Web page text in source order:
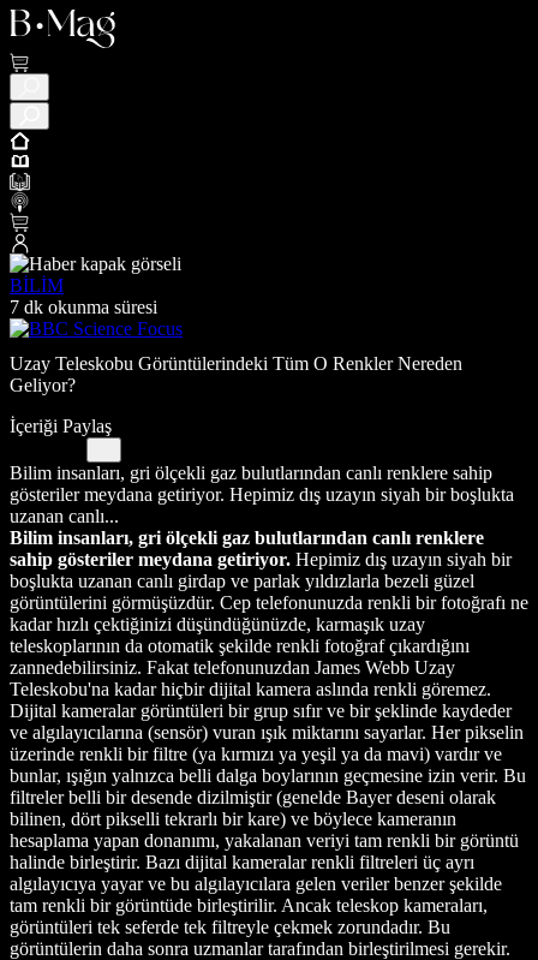
BİLİM
7 dk okunma süresi
Uzay Teleskobu Görüntülerindeki Tüm O Renkler Nereden
Geliyor?
İçeriği Paylaş
Bilim insanları, gri ölçekli gaz bulutlarından canlı renklere sahip
gösteriler meydana getiriyor. Hepimiz dış uzayın siyah bir boşlukta
uzanan canlı...
Bilim insanları, gri ölçekli gaz bulutlarından canlı renklere
sahip gösteriler meydana getiriyor. Hepimiz dış uzayın siyah bir
boşlukta uzanan canlı girdap ve parlak yıldızlarla bezeli güzel
görüntülerini görmüşüzdür. Cep telefonunuzda renkli bir fotoğrafı ne
kadar hızlı çektiğinizi düşündüğünüzde, karmaşık uzay
teleskoplarının da otomatik şekilde renkli fotoğraf çıkardığını
zannedebilirsiniz. Fakat telefonunuzdan James Webb Uzay
Teleskobu'na kadar hiçbir dijital kamera aslında renkli göremez.
Dijital kameralar görüntüleri bir grup sıfır ve bir şeklinde kaydeder
ve algılayıcılarına (sensör) vuran ışık miktarını sayarlar. Her pikselin
üzerinde renkli bir filtre (ya kırmızı ya yeşil ya da mavi) vardır ve
bunlar, ışığın yalnızca belli dalga boylarının geçmesine izin verir. Bu
filtreler belli bir desende dizilmiştir (genelde Bayer deseni olarak
bilinen, dört pikselli tekrarlı bir kare) ve böylece kameranın
hesaplama yapan donanımı, yakalanan veriyi tam renkli bir görüntü
halinde birleştirir. Bazı dijital kameralar renkli filtreleri üç ayrı
algılayıcıya yayar ve bu algılayıcılara gelen veriler benzer şekilde
tam renkli bir görüntüde birleştirilir. Ancak teleskop kameraları,
görüntüleri tek seferde tek filtreyle çekmek zorundadır. Bu
görüntülerin daha sonra uzmanlar tarafından birleştirilmesi gerekir.